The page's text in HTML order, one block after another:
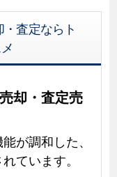
査定ならト
却・査定売
が調和した、
ています。